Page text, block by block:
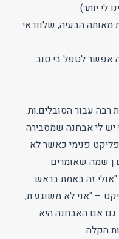
לי יותר)
הבעיה, שלוודאי
אפשר לטפל בי טוב
עבור הסובלים.ות.
יש לי אבחנה שמסבירה
פנימי כאשר לא
שמה שאומרים
"אולי זה באמת בראש
– "אני לא משוגע.ת,
גם אם האבחנה היא
הקלה.